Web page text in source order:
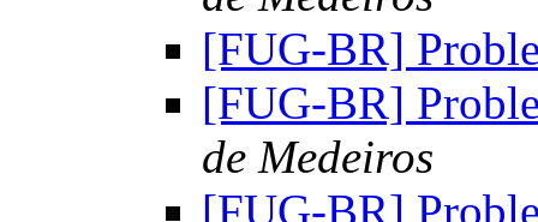
[FUG-BR]
[FUG-BR]
de Medeiros
[FUG-BR]